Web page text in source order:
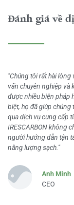
Đánh giá về
"Chúng tôi rất hài lòng
vấn chuyên nghiệp và
được nhiều biện pháp
biệt, họ đã giúp
qua dịch vụ cung cấp
IRESCARBON không
người hướng dẫn tận
năng lượng sạch."
Anh Minh
CEO